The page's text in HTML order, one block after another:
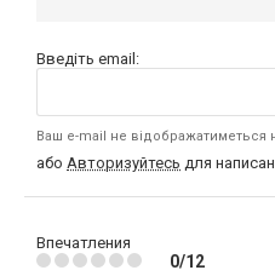
Введіть email:
Ваш e-mail не відображатиметься
або Авторизуйтесь для
Впечатления
0/12